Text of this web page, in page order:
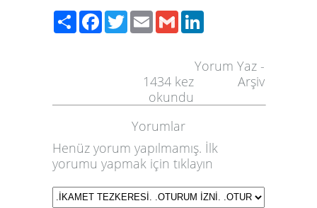
PaylaşFacebook
TwitterEmailGmail
Yorum Yaz -
Arşiv
1434 kez
okundu
Yorumlar
Henüz yorum yapılmamış. İlk
yorumu yapmak için tıklayın